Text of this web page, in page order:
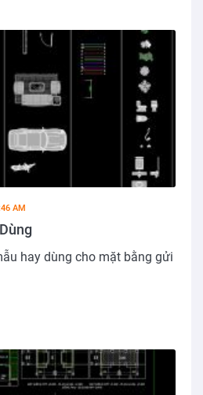
AM
hay dùng cho mặt bằng gửi